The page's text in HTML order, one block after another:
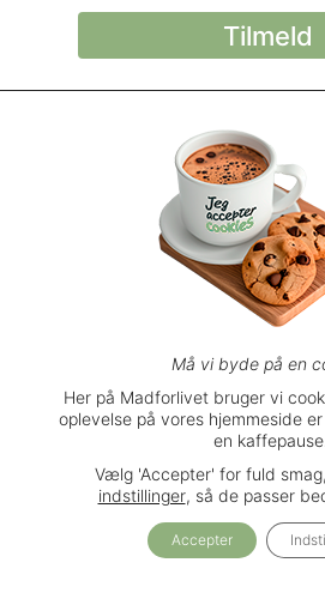
© Madforlivet.com,
rettigheder forbeholdt.
øvrigt materiale må kun
tilladelse fra Sophia
Spørgsmål eller
Brugerbetingelser
Privatlivspolitik
Handelsbetingelser
Må vi byde på en
Her på Madforlivet bruger vi
oplevelse på vores hjemmeside
en kaffepause.
Vælg 'Accepter' for fuld
indstillinger, så de passer
Accepter